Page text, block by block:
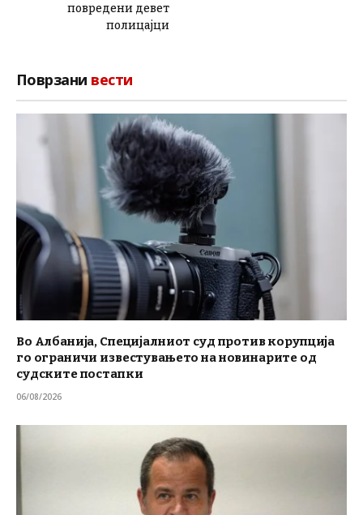
повредени девет
полицајци
Поврзани вести
Во Албанија, Специјалниот суд против корупција
го ограничи известувањето на новинарите од
судските постапки
06/08/2026